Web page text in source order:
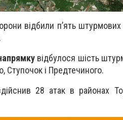
відбили п’ять штурмових
відбулося шість
Ступочок і Предтечиного.
28 атак в районах